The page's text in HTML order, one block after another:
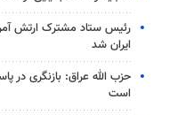
رئیس ستاد مشترک ارتش
ایران شد
حزب الله عراق: بازنگری در
است